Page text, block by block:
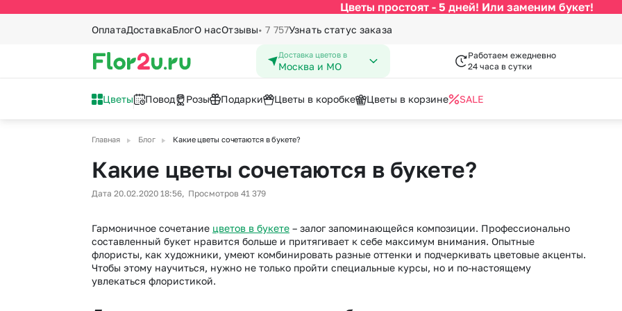
Цветы простоят - 5 дней! Или заменим букет!
ОплатаДоставкаБлогО насОтзывы• 7 757Узнать статус заказа
Доставка цветов в
Москва и МО
Работаем ежедневно
24 часа в сутки
Цветы
Все цветы
Букеты из роз
Герберы
Хризантемы
Подсолнухи
Кустовая роза
Лаванда
Лилии
Маттиола
Орхидеи
По виду цветка
Распродажа
Букеты от 4000 руб.
Букеты 2500 - 4000 руб.
Повод
Новоселье
1 Сентября
14 февраля - День
влюбленных
23 Февраля
Выпускной
Годовщина
Последний звонок
Повышение
Розы
1001 шт
501 шт
151 роза
101 роза
71 роза
51 роза
41 роза
21 роза
15 роз
Белые розы
Кремовые розы
Малиновые розы
Разноцветные розы
Подарки
Красота и здоровье
Топперы
Цветы в коробке Цветы в корзине SALE
Главная ▶ Блог ▶ Какие цветы сочетаются в букете?
Какие цветы сочетаются в букете?
Дата 20.02.2020 18:56, Просмотров 41 379
Гармоничное сочетание цветов в букете – залог запоминающейся композиции. Профессионально
составленный букет нравится больше и притягивает к себе максимум внимания. Опытные
флористы, как художники, умеют комбинировать разные оттенки и подчеркивать цветовые акценты.
Чтобы этому научиться, нужно не только пройти специальные курсы, но и по-настоящему
увлекаться флористикой.